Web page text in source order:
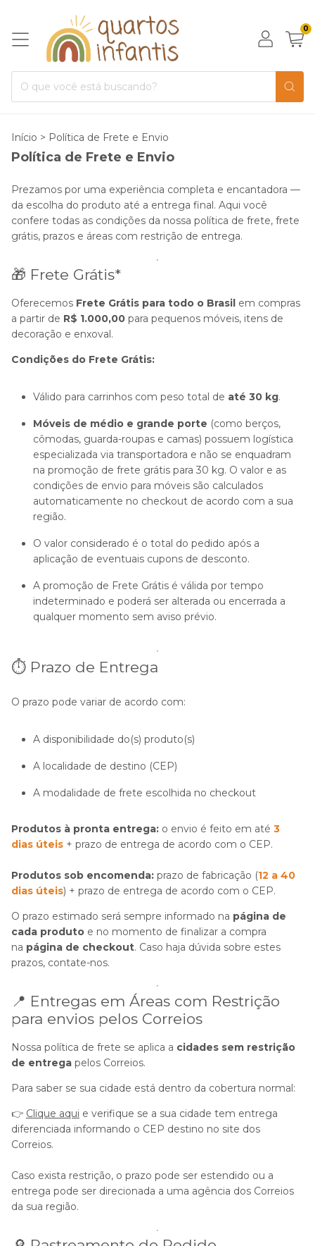
0
Início > Política de Frete e Envio
Política de Frete e Envio
Prezamos por uma experiência completa e encantadora —
da escolha do produto até a entrega final. Aqui você
confere todas as condições da nossa política de frete, frete
grátis, prazos e áreas com restrição de entrega.
🎁 Frete Grátis*
Oferecemos Frete Grátis para todo o Brasil em compras
a partir de R$ 1.000,00 para pequenos móveis, itens de
decoração e enxoval.
Condições do Frete Grátis:
Válido para carrinhos com peso total de até 30 kg.
Móveis de médio e grande porte (como berços,
cômodas, guarda-roupas e camas) possuem logística
especializada via transportadora e não se enquadram
na promoção de frete grátis para 30 kg. O valor e as
condições de envio para móveis são calculados
automaticamente no checkout de acordo com a sua
região.
O valor considerado é o total do pedido após a
aplicação de eventuais cupons de desconto.
A promoção de Frete Grátis é válida por tempo
indeterminado e poderá ser alterada ou encerrada a
qualquer momento sem aviso prévio.
⏱️ Prazo de Entrega
O prazo pode variar de acordo com:
A disponibilidade do(s) produto(s)
A localidade de destino (CEP)
A modalidade de frete escolhida no checkout
Produtos à pronta entrega: o envio é feito em até 3
dias úteis + prazo de entrega de acordo com o CEP.
Produtos sob encomenda: prazo de fabricação (12 a 40
dias úteis) + prazo de entrega de acordo com o CEP.
O prazo estimado será sempre informado na página de
cada produto e no momento de finalizar a compra
na página de checkout. Caso haja dúvida sobre estes
prazos, contate-nos.
📍 Entregas em Áreas com Restrição
para envios pelos Correios
Nossa política de frete se aplica a cidades sem restrição
de entrega pelos Correios.
Para saber se sua cidade está dentro da cobertura normal:
👉 Clique aqui e verifique se a sua cidade tem entrega
diferenciada informando o CEP destino no site dos
Correios.
Caso exista restrição, o prazo pode ser estendido ou a
entrega pode ser direcionada a uma agência dos Correios
da sua região.